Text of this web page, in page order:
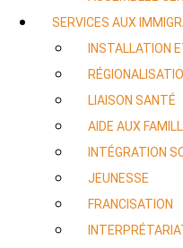
SERVICES AUX
INSTALLATION
LIAISON SANTÉ
AIDE AUX
INTÉGRATION
JEUNESSE
FRANCISATION